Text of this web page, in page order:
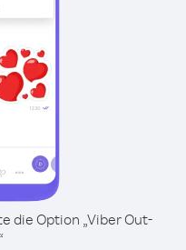
die Option „Viber Out-